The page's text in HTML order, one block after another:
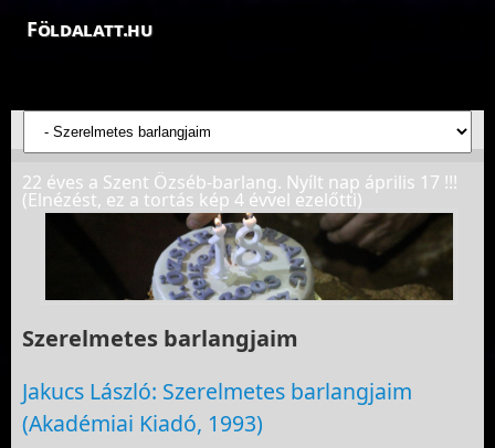
Földalatt.hu
Felfedezések a föld alatt - feltáró barlangkutatások
22 éves a Szent Özséb-barlang. Nyílt nap április 17 !!!
(Elnézést, ez a tortás kép 4 évvel ezelőtti)
Szerelmetes barlangjaim
Jakucs László: Szerelmetes barlangjaim
(Akadémiai Kiadó, 1993)